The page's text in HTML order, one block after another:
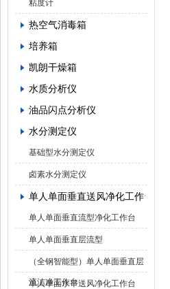
粘度计
热空气消毒箱
培养箱
凯朗干燥箱
水质分析仪
油品闪点分析仪
水分测定仪
基础型水分测定仪
卤素水分测定仪
单人单面垂直送风净化工作台
单人单面垂直流型净化工作台
单人单面垂直层流型
（全钢智能型）单人单面垂直层
流洁净工作台
单人单面水平送风净化工作台